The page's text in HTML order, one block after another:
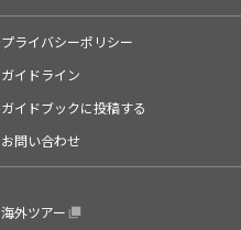
プライバシーポリシー
ガイドライン
ガイドブックに投稿する
お問い合わせ
海外ツアー